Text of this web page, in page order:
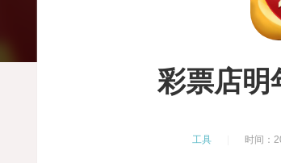
彩票店明
工具 时间：